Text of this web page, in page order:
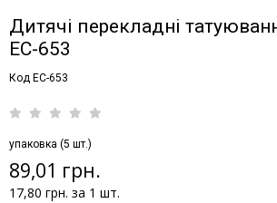
Дитячі перекладні
EC-653
Код EC-653
упаковка (5 шт.)
89,01 грн.
17,80 грн. за 1 шт.